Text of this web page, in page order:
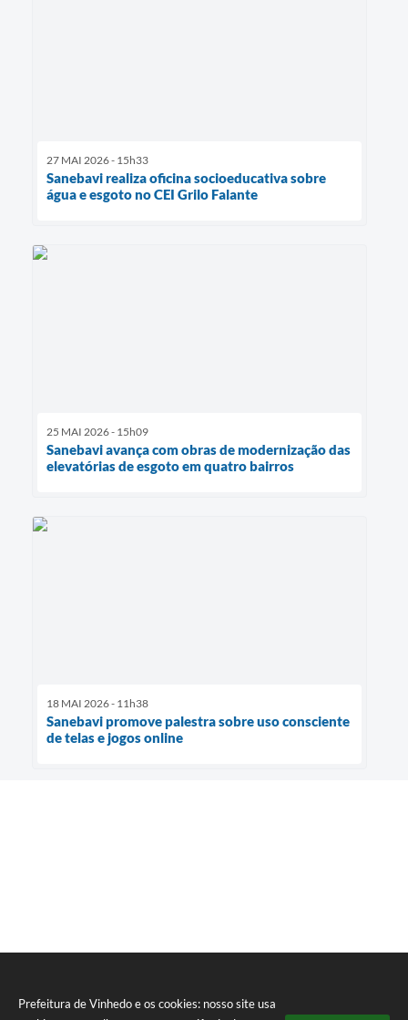
Prefeitura de Vinhedo e os cookies: nosso site usa
27 MAI 2026 - 15h33
Sanebavi realiza oficina socioeducativa sobre
água e esgoto no CEI Grilo Falante
25 MAI 2026 - 15h09
Sanebavi avança com obras de modernização das
elevatórias de esgoto em quatro bairros
18 MAI 2026 - 11h38
Sanebavi promove palestra sobre uso consciente
de telas e jogos online